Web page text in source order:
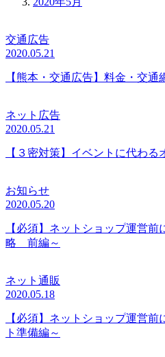
交通広告
2020.05.21
【熊本・交通広告】料金・交通
ネット広告
2020.05.21
【３密対策】イベントに代わる
お知らせ
2020.05.20
【必須】ネットショップ運営
略 前編～
ネット通販
2020.05.18
【必須】ネットショップ運営
ト準備編～